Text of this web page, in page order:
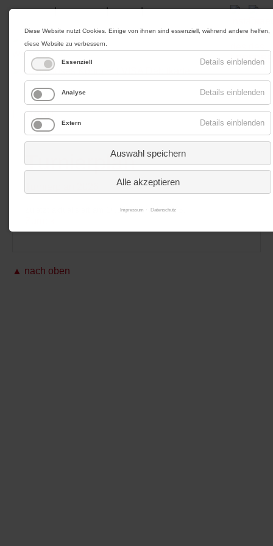
Impressum|Datenschutz|Kontakt|Anfahrt
Werbung
Menü
Turnierplan
Zuletzt aktualisiert am 14.03.2022 von LPBB.
▲ nach oben
Diese Website nutzt Cookies. Einige von ihnen sind essenziell, während andere helfen,
diese Website zu verbessern.
Essenziell Details einblenden
Analyse Details einblenden
Extern Details einblenden
Auswahl speichern
Alle akzeptieren
Impressum Datenschutz